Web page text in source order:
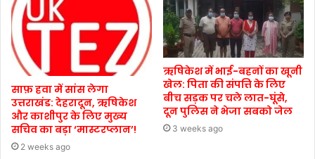
साफ़ हवा में सांस लेगा
उत्तराखंड: देहरादून, ऋषिकेश
और काशीपुर के लिए मुख्य
सचिव का बड़ा ‘मास्टरप्लान’!
2 weeks ago
ऋषिकेश में भाई-बहनों का खूनी
खेल: पिता की संपत्ति के लिए
बीच सड़क पर चले लात-घूंसे,
दून पुलिस ने भेजा सबको जेल
3 weeks ago